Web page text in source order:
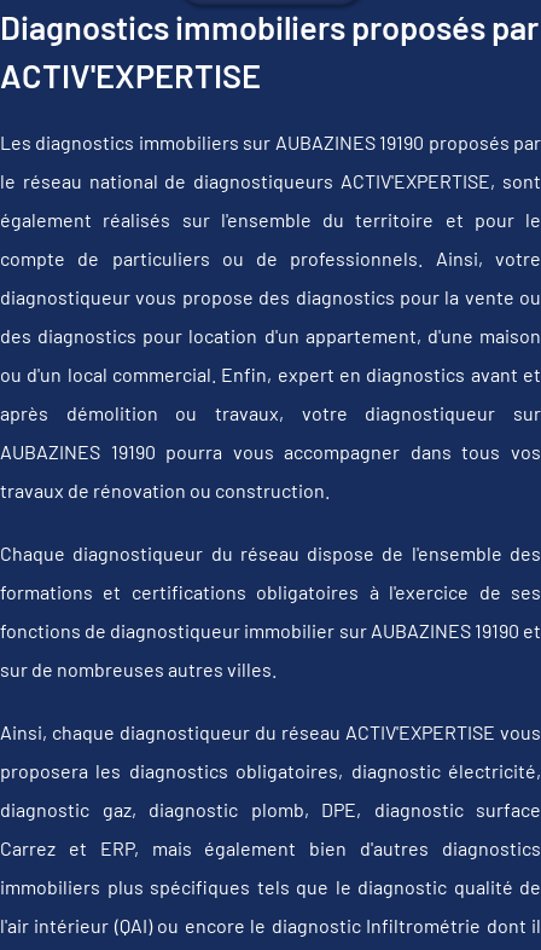
Diagnostics immobiliers proposés par
ACTIV'EXPERTISE
Les diagnostics immobiliers sur AUBAZINES 19190 proposés par
le réseau national de diagnostiqueurs ACTIV'EXPERTISE, sont
également réalisés sur l'ensemble du territoire et pour le
compte de particuliers ou de professionnels. Ainsi, votre
diagnostiqueur vous propose des diagnostics pour la vente ou
des diagnostics pour location d'un appartement, d'une maison
ou d'un local commercial. Enfin, expert en diagnostics avant et
après démolition ou travaux, votre diagnostiqueur sur
AUBAZINES 19190 pourra vous accompagner dans tous vos
travaux de rénovation ou construction.
Chaque diagnostiqueur du réseau dispose de l'ensemble des
formations et certifications obligatoires à l'exercice de ses
fonctions de diagnostiqueur immobilier sur AUBAZINES 19190 et
sur de nombreuses autres villes.
Ainsi, chaque diagnostiqueur du réseau ACTIV'EXPERTISE vous
proposera les diagnostics obligatoires, diagnostic électricité,
diagnostic gaz, diagnostic plomb, DPE, diagnostic surface
Carrez et ERP, mais également bien d'autres diagnostics
immobiliers plus spécifiques tels que le diagnostic qualité de
l'air intérieur (QAI) ou encore le diagnostic Infiltrométrie dont il